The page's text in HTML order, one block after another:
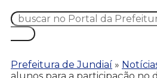
Prefeitura de Jundiaí »
alunos para a participação no